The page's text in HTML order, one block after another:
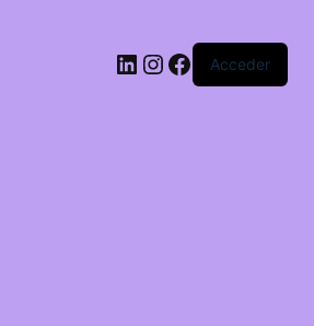
LinkedIn
Instagram
Facebook
Acceder